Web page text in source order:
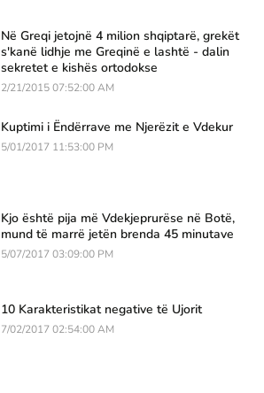
Në Greqi jetojnë 4 milion shqiptarë, grekët
s'kanë lidhje me Greqinë e lashtë - dalin
sekretet e kishës ortodokse
2/21/2015 07:52:00 AM
Kuptimi i Ëndërrave me Njerëzit e Vdekur
5/01/2017 11:53:00 PM
Kjo është pija më Vdekjeprurëse në Botë,
mund të marrë jetën brenda 45 minutave
5/07/2017 03:09:00 PM
10 Karakteristikat negative të Ujorit
7/02/2017 02:54:00 AM